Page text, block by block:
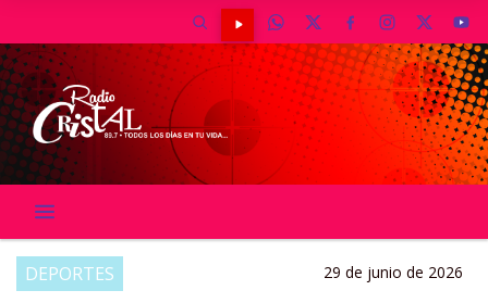
DEPORTES 29 de junio de 2026